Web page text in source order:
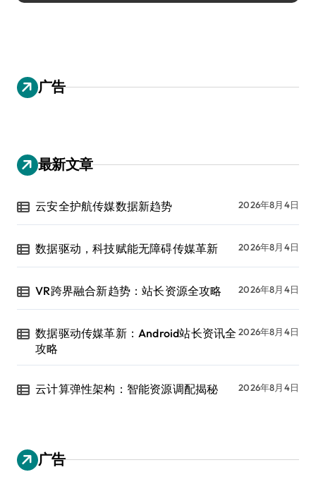
广告
最新文章
云安全护航传媒数据新趋势 2026年8月4日
数据驱动，科技赋能无障碍传媒革新 2026年8月4日
VR跨界融合新趋势：站长资源全攻略 2026年8月4日
数据驱动传媒革新：Android站长资讯全
攻略
2026年8月4日
云计算弹性架构：智能资源调配揭秘 2026年8月4日
广告